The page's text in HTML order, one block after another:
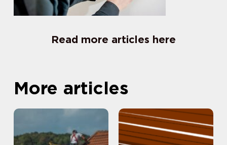
Read more articles here
More articles